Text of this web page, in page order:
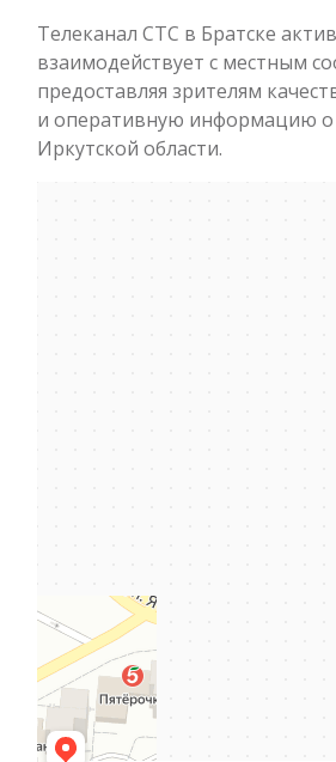
Телеканал СТС в Братске
взаимодействует с местным
предоставляя зрителям
и оперативную информацию о
Иркутской области.